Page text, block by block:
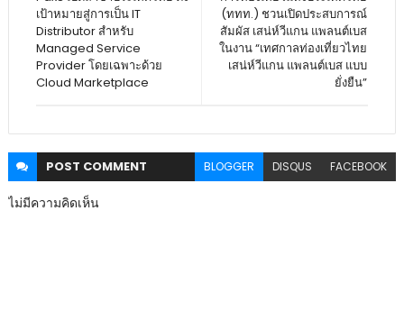
(ททท.) ชวนเปิดประสบการณ์
สัมผัส เสน่ห์วีแกน แพลนต์เบส
ในงาน “เทศกาลท่องเที่ยวไทย
เสน่ห์วีแกน แพลนต์เบส แบบ
ยั่งยืน”
เป้าหมายสู่การเป็น IT
Distributor สำหรับ
Managed Service
Provider โดยเฉพาะด้วย
Cloud Marketplace
POST COMMENT BLOGGER DISQUS FACEBOOK
ไม่มีความคิดเห็น